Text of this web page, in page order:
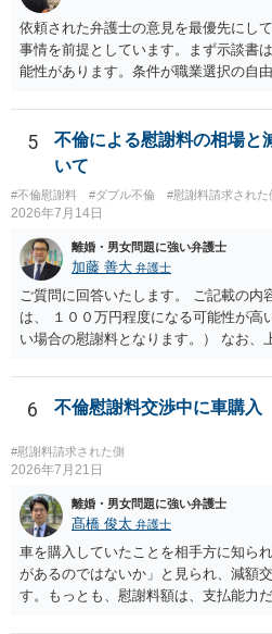
であるとお考えいただくといいです。
すが、可能であれば、ご依頼になるか
直接相談されて、 今後の対応につい
お勧めいたします。 ご参考にしてい
依頼された弁護士の意見を最優先にし
事情を前提としています。まず示談書
能性があります。条件が職業選択の自
可能性もあるかと思います。ご参考に
5
不倫による慰謝料の相場と
いて
#不倫慰謝料 #ダブル不倫 #慰謝料請求された
2026年7月14日
離婚・男女問題に強い弁護士
加藤 善大 弁護士
ご質問に回答いたします。 ご記載の内
は、 １００万円程度になる可能性が高
い場合の慰謝料となります。） なお、
半額程度の支払を求める、 求償ができ
を放棄する場合の慰謝料相場は、６０
とが多いです。 （相手夫婦が離婚しま
を放棄してもらうメリットがあること
る可能性について、慰謝料額に影響が
最後に、ご依頼になる場合の弁護士費
り異なりますので、直接ご確認いただ
る回答は以上ですが、可能であれば、
近くの弁護士に直接相談されて、今後
めることをおすすめいたします。 ご参
す。
6 不倫慰謝料交渉中に車購入
#慰謝料請求された側
2026年7月21日
離婚・男女問題に強い弁護士
髙橋 俊太 弁護士
車を購入していたことを相手方に知ら
があるのではないか」と見られ、減額
す。もっとも、慰謝料額は、支払能力